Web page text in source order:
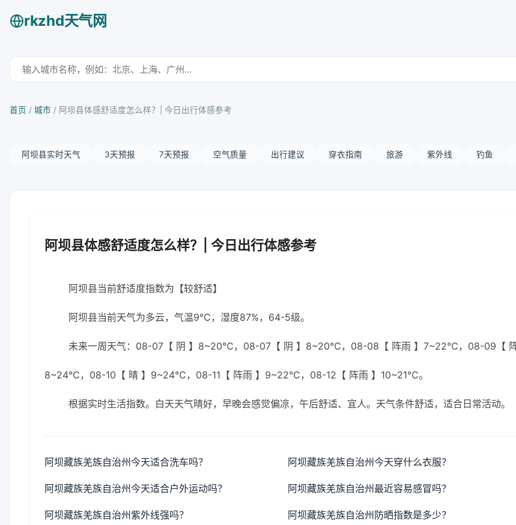
rkzhd天气网
首页 / 城市 / 阿坝县体感舒适度怎么样？| 今日出行体感参考
阿坝县实时天气 3天预报 7天预报 空气质量 出行建议 穿衣指南 旅游 紫外线 钓鱼
阿坝县体感舒适度怎么样？| 今日出行体感参考
阿坝县当前舒适度指数为【较舒适】
阿坝县当前天气为多云，气温9℃，湿度87%，64-5级。
未来一周天气：08-07【 阴 】8~20℃，08-07【 阴 】8~20℃，08-08【 阵雨 】7~22℃，08-09【 阵
8~24℃，08-10【 晴 】9~24℃，08-11【 阵雨 】9~22℃，08-12【 阵雨 】10~21℃。
根据实时生活指数。白天天气晴好，早晚会感觉偏凉，午后舒适、宜人。天气条件舒适，适合日常活动。
阿坝藏族羌族自治州今天适合洗车吗？ 阿坝藏族羌族自治州今天穿什么衣服？
阿坝藏族羌族自治州今天适合户外运动吗？ 阿坝藏族羌族自治州最近容易感冒吗？
阿坝藏族羌族自治州紫外线强吗？ 阿坝藏族羌族自治州防晒指数是多少？